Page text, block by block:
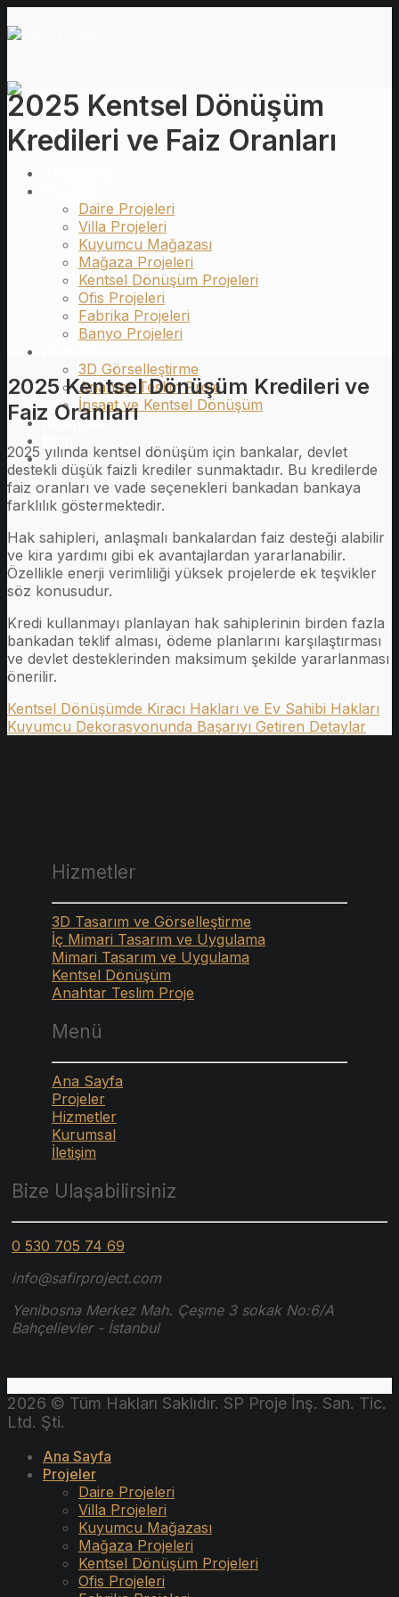
atla
Daire Projeleri
Villa Projeleri
Kuyumcu Mağazası
Mağaza Projeleri
Kentsel Dönüşüm Projeleri
Ofis Projeleri
Fabrika Projeleri
Banyo Projeleri
3D Görselleştirme
Anahtar Teslim Proje
İnşaat ve Kentsel Dönüşüm
Kurumsal
İletişim
2025 Kentsel Dönüşüm
Kredileri ve Faiz Oranları
2025 Kentsel Dönüşüm Kredileri ve
Faiz Oranları
2025 yılında kentsel dönüşüm için bankalar, devlet
destekli düşük faizli krediler sunmaktadır. Bu kredilerde
faiz oranları ve vade seçenekleri bankadan bankaya
farklılık göstermektedir.
Hak sahipleri, anlaşmalı bankalardan faiz desteği alabilir
ve kira yardımı gibi ek avantajlardan yararlanabilir.
Özellikle enerji verimliliği yüksek projelerde ek teşvikler
söz konusudur.
Kredi kullanmayı planlayan hak sahiplerinin birden fazla
bankadan teklif alması, ödeme planlarını karşılaştırması
ve devlet desteklerinden maksimum şekilde yararlanması
önerilir.
Kentsel Dönüşümde Kiracı Hakları ve Ev Sahibi Hakları
Kuyumcu Dekorasyonunda Başarıyı Getiren Detaylar
Hizmetler
3D Tasarım ve Görselleştirme
İç Mimari Tasarım ve Uygulama
Mimari Tasarım ve Uygulama
Kentsel Dönüşüm
Anahtar Teslim Proje
Menü
Ana Sayfa
Projeler
Hizmetler
Kurumsal
İletişim
Bize Ulaşabilirsiniz
0 530 705 74 69
info@safirproject.com
Yenibosna Merkez Mah. Çeşme 3 sokak No:6/A
Bahçelievler - İstanbul
2026 © Tüm Hakları Saklıdır. SP Proje İnş. San. Tic.
Ltd. Şti.
Ana Sayfa
Projeler
Daire Projeleri
Villa Projeleri
Kuyumcu Mağazası
Mağaza Projeleri
Kentsel Dönüşüm Projeleri
Ofis Projeleri